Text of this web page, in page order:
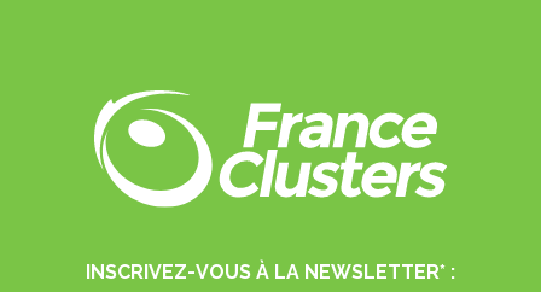
INSCRIVEZ-VOUS À LA NEWSLETTER* :